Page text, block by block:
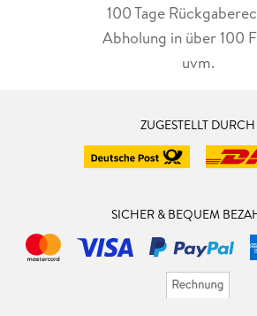
100 Tage
Abholung in über 100
uvm.
ZUGESTELLT DURCH
SICHER & BEQUEM